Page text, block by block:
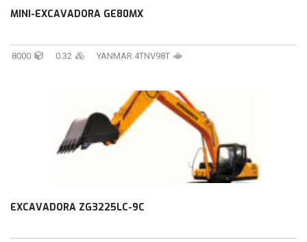
MINI-EXCAVADORA GE80MX
8000 0.32 YANMAR 4TNV98T
EXCAVADORA ZG3225LC-9C